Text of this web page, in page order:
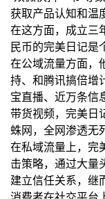
获取产品认知和温
在这方面，成立三
民币的完美日记是
在公域流量方面，
持、和腾讯搞倍增
宝直播、近万条信
带货视频，完美日
蛛网，全网渗透无
在私域流量上，完
击策略，通过大量
建立信任关系，继